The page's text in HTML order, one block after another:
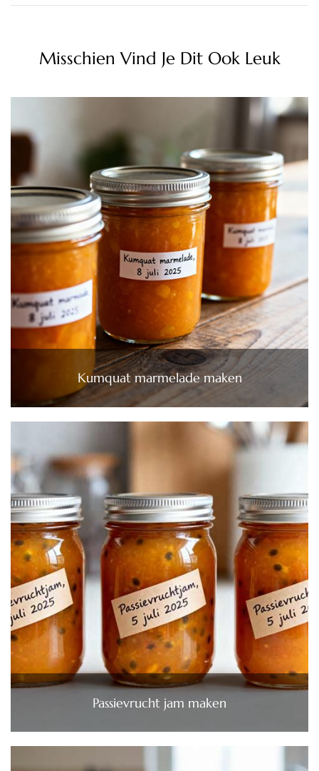
Misschien Vind Je Dit Ook Leuk
Kumquat marmelade maken
Passievrucht jam maken